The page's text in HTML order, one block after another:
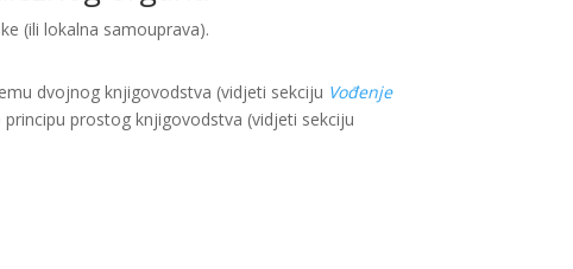
(ili lokalna samouprava).
dvojnog knjigovodstva (vidjeti sekciju Vođenje
prostog knjigovodstva (vidjeti sekciju